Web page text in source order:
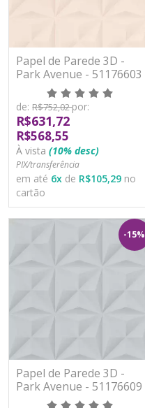
Papel de Parede 3D -
Park Avenue - 51176603
- TNT/Vinilíco
de: R$752,02por:
R$631,72
R$568,55
À vista (10% desc)
PIX/transferência
em até 6x de R$105,29 no
cartão
-15%
Papel de Parede 3D -
Park Avenue - 51176609
- TNT/Vinilíco